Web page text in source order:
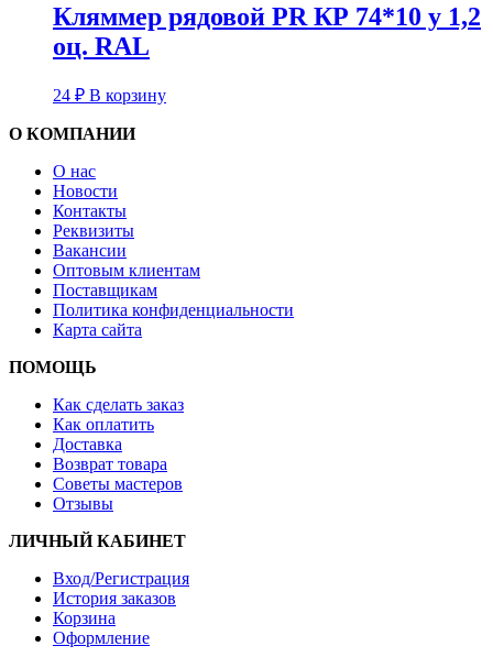
Кляммер рядовой PR КР 74*10 у 1,2
оц. RAL
24 ₽ В корзину
О КОМПАНИИ
О нас
Новости
Контакты
Реквизиты
Вакансии
Оптовым клиентам
Поставщикам
Политика конфиденциальности
Карта сайта
ПОМОЩЬ
Как сделать заказ
Как оплатить
Доставка
Возврат товара
Советы мастеров
Отзывы
ЛИЧНЫЙ КАБИНЕТ
Вход/Регистрация
История заказов
Корзина
Оформление